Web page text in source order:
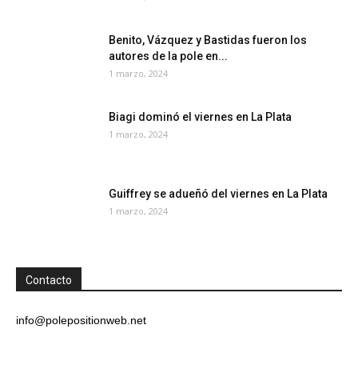
Benito, Vázquez y Bastidas fueron los
autores de la pole en...
1 marzo, 2024
Biagi dominó el viernes en La Plata
1 marzo, 2024
Guiffrey se adueñó del viernes en La Plata
1 marzo, 2024
Contacto
info@polepositionweb.net